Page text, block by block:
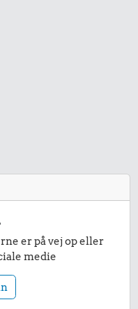
er på vej op eller
medie